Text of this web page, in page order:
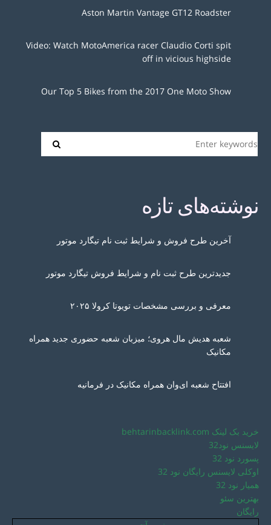
Aston Martin Vantage GT12 Roadster
Video: Watch MotoAmerica racer Claudio Corti spit
off in vicious highside
Our Top 5 Bikes from the 2017 One Moto Show
نوشته‌های تازه
آخرین طرح فروش و شرایط ثبت نام تیگارد موتور
جدیدترین طرح ثبت نام و شرایط فروش تیگارد موتور
معرفی و بررسی مشخصات تویوتا کرولا ۲۰۲۵
شعبه هدیش مال هروی؛ میزبان شعبه حضوری جدید همراه
مکانیک
افتتاح شعبه ای‌وان همراه مکانیک در فرمانیه
خرید بک لینک behtarinbacklink.com
لایسنس نود32
پسورد نود 32
اوکلی لایسنس رایگان نود 32
همیار نود 32
بهترین سئو
رایگان